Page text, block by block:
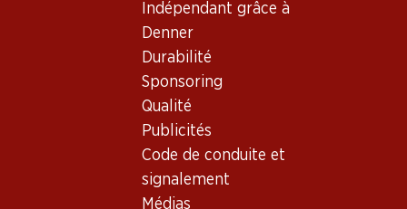
Indépendant grâce à
Denner
Durabilité
Sponsoring
Qualité
Publicités
Code de conduite et
signalement
Médias
Bon à savoir
Divers cépages